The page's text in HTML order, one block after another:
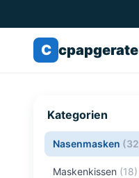
C cpapgerate
Kategorien
Nasenmasken (32
Maskenkissen (18)